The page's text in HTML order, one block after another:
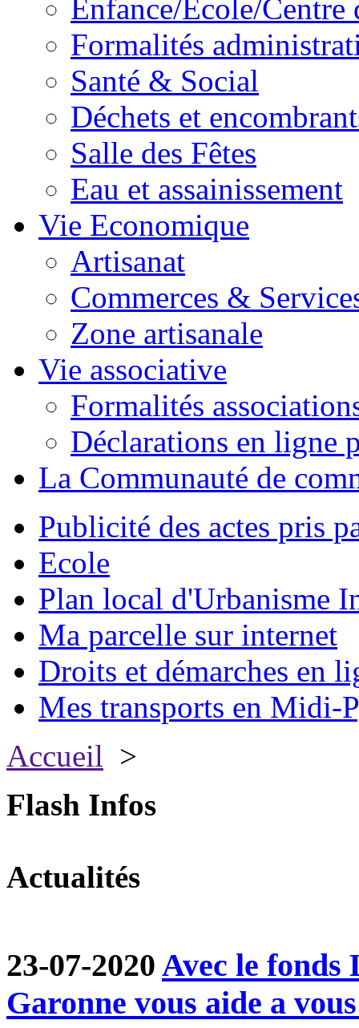
Enfance/Ecole/Centre
Formalités
Santé & Social
Déchets et
Salle des Fêtes
Eau et assainissement
Vie Economique
Artisanat
Commerces &
Zone artisanale
Vie associative
Formalités
Déclarations en ligne
La Communauté de
Publicité des actes pris
Ecole
Plan local d'Urbanisme
Ma parcelle sur internet
Droits et démarches en
Mes transports en Midi-
Accueil >
Flash Infos
Actualités
23-07-2020 Avec le
Garonne vous aide a